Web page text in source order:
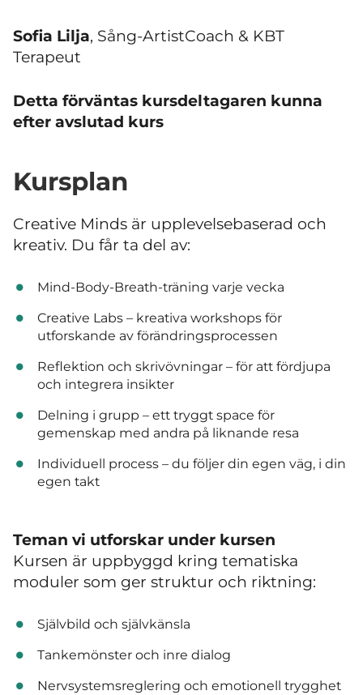
Sofia Lilja, Sång-ArtistCoach & KBT
Terapeut
Detta förväntas kursdeltagaren kunna
efter avslutad kurs
Kursplan
Creative Minds är upplevelsebaserad och
kreativ. Du får ta del av:
Mind-Body-Breath-träning varje vecka
Creative Labs – kreativa workshops för
utforskande av förändringsprocessen
Reflektion och skrivövningar – för att fördjupa
och integrera insikter
Delning i grupp – ett tryggt space för
gemenskap med andra på liknande resa
Individuell process – du följer din egen väg, i din
egen takt
Teman vi utforskar under kursen
Kursen är uppbyggd kring tematiska
moduler som ger struktur och riktning:
Självbild och självkänsla
Tankemönster och inre dialog
Nervsystemsreglering och emotionell trygghet